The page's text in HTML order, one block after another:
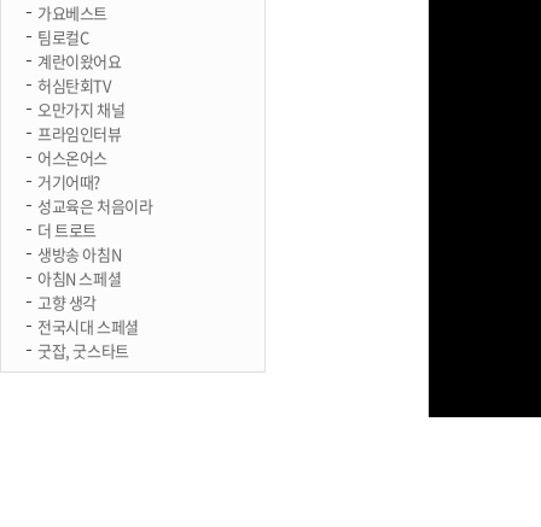
가요베스트
팀로컬C
계란이왔어요
허심탄회TV
오만가지 채널
프라임인터뷰
어스온어스
거기어때?
성교육은 처음이라
더 트로트
생방송 아침N
아침N 스페셜
고향 생각
전국시대 스페셜
굿잡, 굿스타트